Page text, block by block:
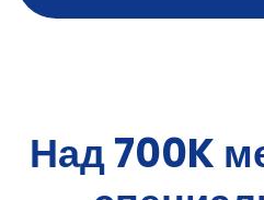
Над 700K